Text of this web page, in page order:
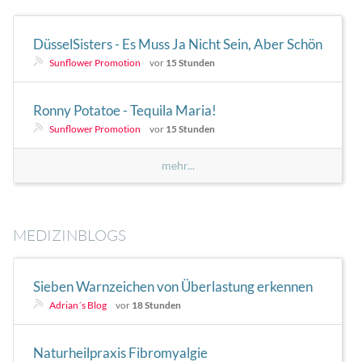
DüsselSisters - Es Muss Ja Nicht Sein, Aber Schön
Wär Es Doch
weiterlesen
Sunflower Promotion vor 15 Stunden
Ronny Potatoe - Tequila Maria!
weiterlesen
Sunflower Promotion vor 15 Stunden
mehr...
MEDIZINBLOGS
Sieben Warnzeichen von Überlastung erkennen
Du funktionierst noch: Du gehst zur Arbeit, organisierst Familie,
Warnzeichen von Überlastung zeigen sich häufig nicht als plötzlicher
Adrian´s Blog vor 18 Stunden
Naturheilpraxis Fibromyalgie